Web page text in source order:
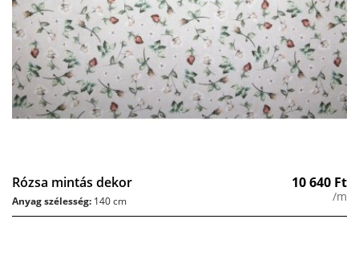
Rózsa mintás dekor 10 640 Ft
/m
Anyag szélesség: 140 cm